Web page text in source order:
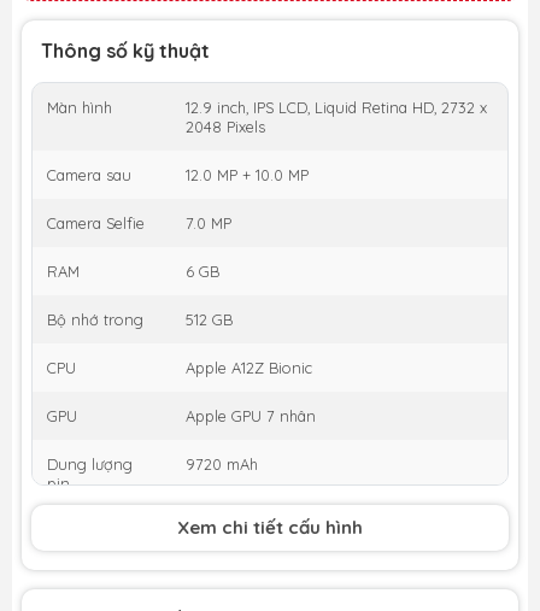
Thông số kỹ thuật
Màn hình
12.9 inch, IPS LCD, Liquid Retina HD, 2732 x
2048 Pixels
Camera sau 12.0 MP + 10.0 MP
Camera Selfie 7.0 MP
RAM 6 GB
Bộ nhớ trong 512 GB
CPU Apple A12Z Bionic
GPU Apple GPU 7 nhân
Dung lượng
pin
9720 mAh
mắt
03/2020
Xem chi tiết cấu hình